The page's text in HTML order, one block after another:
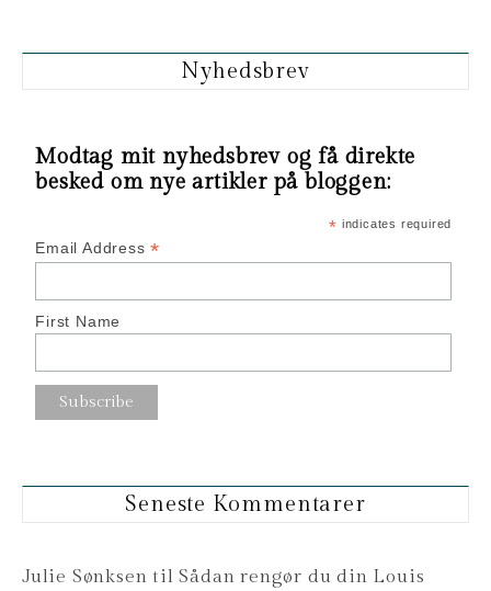
Nyhedsbrev
Modtag mit nyhedsbrev og få direkte
besked om nye artikler på bloggen:
* indicates required
Email Address*
First Name
Seneste Kommentarer
Julie Sønksen tilSådan rengør du din Louis